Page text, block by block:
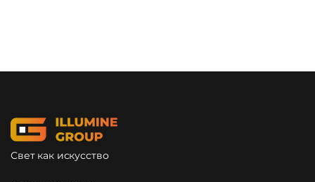
Свет как искусство